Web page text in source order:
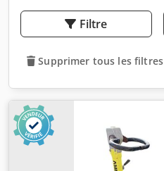
Filtre
Supprimer tous les filtres